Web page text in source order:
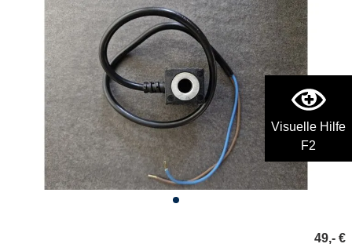
Visuelle Hilfe
F2
49,- €